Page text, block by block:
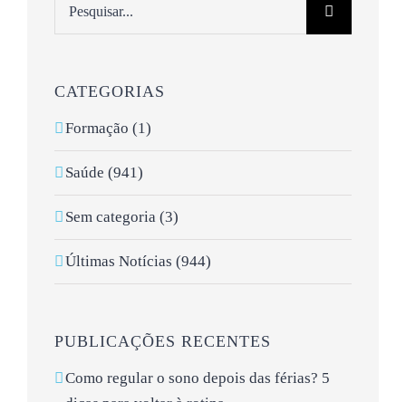
CATEGORIAS
Formação (1)
Saúde (941)
Sem categoria (3)
Últimas Notícias (944)
PUBLICAÇÕES RECENTES
Como regular o sono depois das férias? 5